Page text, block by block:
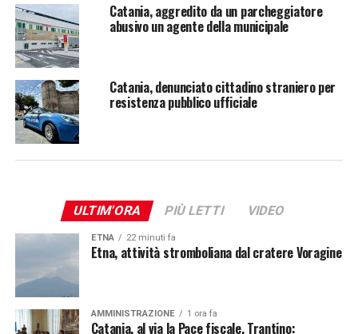
Catania, aggredito da un parcheggiatore
abusivo un agente della municipale
Catania, denunciato cittadino straniero per
resistenza pubblico ufficiale
ULTIM'ORA PIÙ LETTI VIDEO
ETNA 22 minuti fa
Etna, attività stromboliana dal cratere Voragine
AMMINISTRAZIONE 1 ora fa
Catania, al via la Pace fiscale, Trantino: